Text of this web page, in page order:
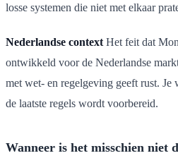
losse systemen die niet met elkaar
Nederlandse context Het feit dat
ontwikkeld voor de Nederlandse
met wet- en regelgeving geeft rust. Je
de laatste regels wordt voorbereid.
Wanneer is het misschien niet